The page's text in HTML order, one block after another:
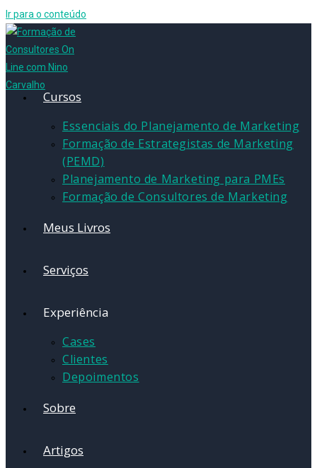
Ir para o conteúdo
Cursos
Essenciais do Planejamento de Marketing
Formação de Estrategistas de Marketing
(PEMD)
Planejamento de Marketing para PMEs
Formação de Consultores de Marketing
Meus Livros
Serviços
Experiência
Cases
Clientes
Depoimentos
Sobre
Artigos